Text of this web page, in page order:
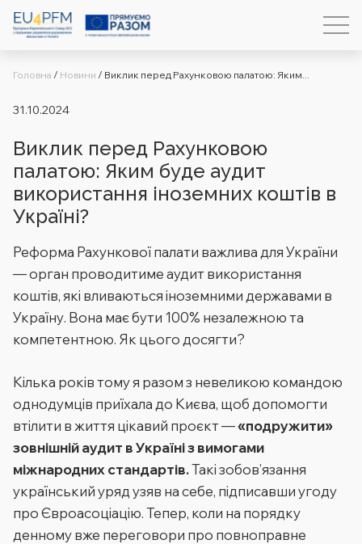
Головна / Новини / Виклик перед Рахунковою палатою: Яким...
31.10.2024
Виклик перед Рахунковою
палатою: Яким буде аудит
використання іноземних коштів в
Україні?
Реформа Рахункової палати важлива для України
— орган проводитиме аудит використання
коштів, які вливаються іноземними державами в
Україну. Вона має бути 100% незалежною та
компетентною. Як цього досягти?
Кілька років тому я разом з невеликою командою
однодумців приїхала до Києва, щоб допомогти
втілити в життя цікавий проєкт —«подружити»
зовнішній аудит в Україні з вимогами
міжнародних стандартів.Такі зобов’язання
український уряд узяв на себе, підписавши угоду
про Євроасоціацію. Тепер, коли на порядку
денному вже переговори про повноправне